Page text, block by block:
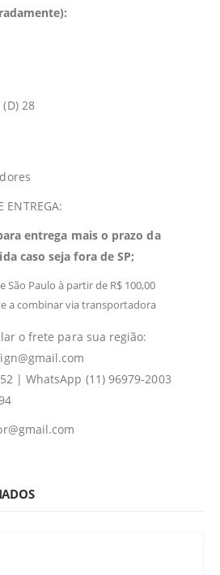
28
ENTREGA:
entrega mais o prazo da
caso seja fora de SP;
São Paulo à partir de R$ 100,00
a combinar via transportadora
o frete para sua região:
| WhatsApp (11) 96979-2003